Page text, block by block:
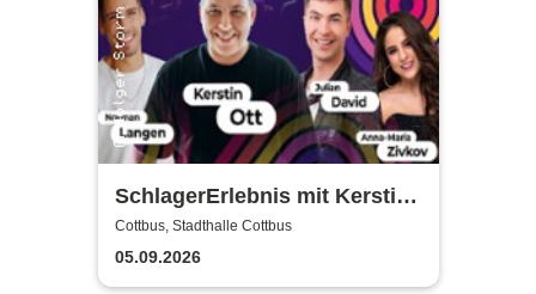
SchlagerErlebnis mit Kerstin
Ott u.v.a. - Kerstin Ott,
Norman Langen, Julian David
Cottbus, Stadthalle Cottbus
05.09.2026